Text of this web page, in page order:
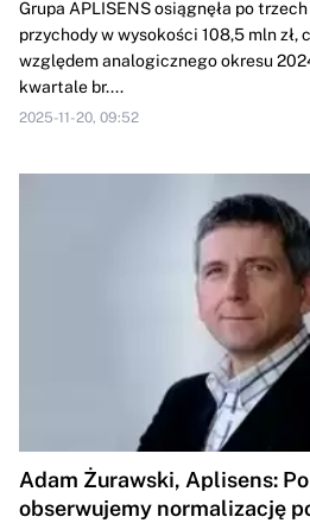
Grupa APLISENS osiągnęła po
przychody w wysokości 108,5 mln zł,
względem analogicznego okresu
kwartale br....
2025-11-20, 09:52
Adam Żurawski, Aplisens:
obserwujemy normalizację